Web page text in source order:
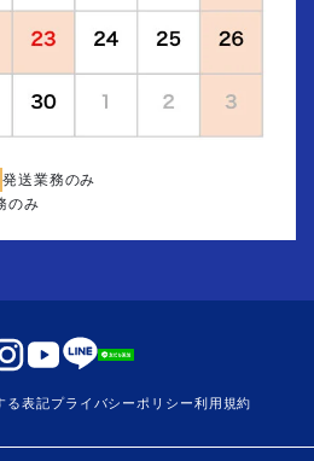
発送業務のみ
のみ
る表記プライバシーポリシー利用規約